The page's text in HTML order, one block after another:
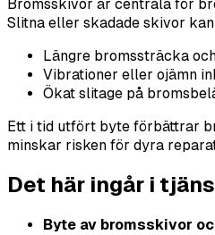
Bromsskivor är centrala för
Slitna eller skadade skivor
Längre bromssträcka
Vibrationer eller ojämn
Ökat slitage på
Ett i tid utfört byte förbättrar
minskar risken för dyra
Det här ingår i
Byte av bromsskivor